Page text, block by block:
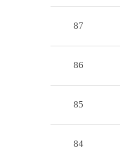
87
86
85
84